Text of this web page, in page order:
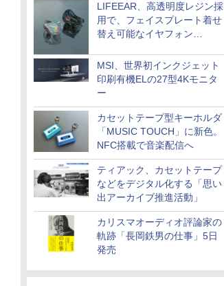
LIFEEAR、高透明度レジン採
用で、フェイスプレート着せ
替え可能なイヤフォン
MSI、世界初インクジェット
印刷有機ELの27型4Kモニタ
ー
カセットテープ型キーホルダ
「MUSIC TOUCH」に新色。
NFC搭載で音楽配信へ
ティアック、カセットテープ
などをデジタル化する「思い
出アーカイブ推進活動」
カリスマオーディオ評論家の
軌跡「長岡鉄男の仕事」5日
発売